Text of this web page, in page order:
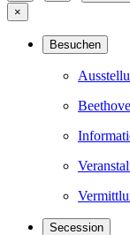
×
Besuchen
Secession